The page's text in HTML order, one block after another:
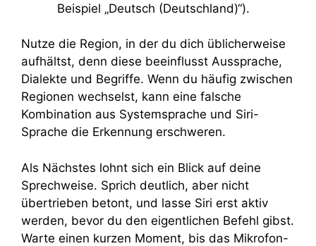
Beispiel „Deutsch (Deutschland)“).
Nutze die Region, in der du dich üblicherweise
aufhältst, denn diese beeinflusst Aussprache,
Dialekte und Begriffe. Wenn du häufig zwischen
Regionen wechselst, kann eine falsche
Kombination aus Systemsprache und Siri-
Sprache die Erkennung erschweren.
Als Nächstes lohnt sich ein Blick auf deine
Sprechweise. Sprich deutlich, aber nicht
übertrieben betont, und lasse Siri erst aktiv
werden, bevor du den eigentlichen Befehl gibst.
Warte einen kurzen Moment, bis das Mikrofon-